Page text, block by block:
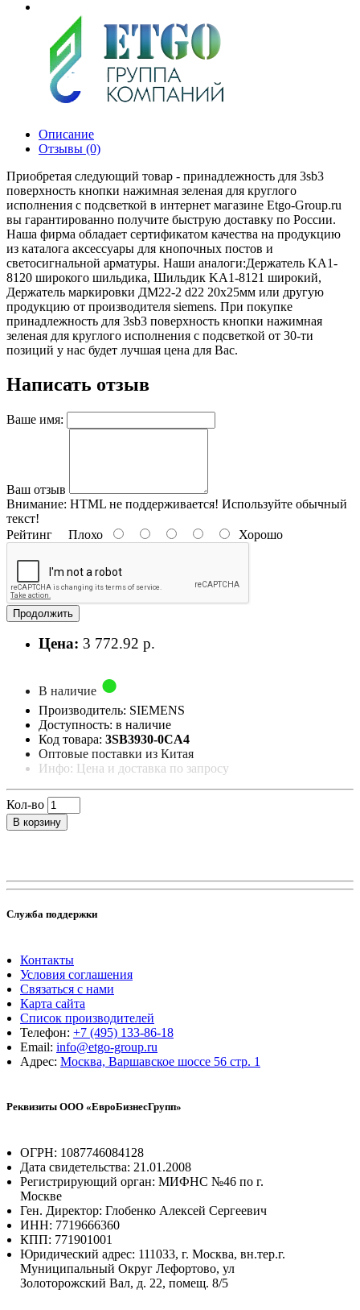
Описание
Отзывы (0)
Приобретая следующий товар - принадлежность для 3sb3
поверхность кнопки нажимная зеленая для круглого
исполнения с подсветкой в интернет магазине Etgo-Group.ru
вы гарантированно получите быструю доставку по России.
Наша фирма обладает сертификатом качества на продукцию
из каталога аксессуары для кнопочных постов и
светосигнальной арматуры. Наши аналоги:Держатель KA1-
8120 широкого шильдика, Шильдик KA1-8121 широкий,
Держатель маркировки ДМ22-2 d22 20x25мм или другую
продукцию от производителя siemens. При покупке
принадлежность для 3sb3 поверхность кнопки нажимная
зеленая для круглого исполнения с подсветкой от 30-ти
позиций у нас будет лучшая цена для Вас.
Написать отзыв
Ваше имя:
Ваш отзыв
Внимание: HTML не поддерживается! Используйте обычный
текст!
Рейтинг Плохо Хорошо
Продолжить
Цена: 3 772.92 р.
В наличие
Производитель: SIEMENS
Доступность: в наличие
Код товара: 3SB3930-0CA4
Оптовые поставки из Китая
Инфо: Цена и доставка по запросу
Кол-во
В корзину
Служба поддержки
Контакты
Условия соглашения
Связаться с нами
Карта сайта
Список производителей
Телефон: +7 (495) 133-86-18
Email: info@etgo-group.ru
Адрес: Москва, Варшавское шоссе 56 стр. 1
Реквизиты ООО «ЕвроБизнесГрупп»
ОГРН: 1087746084128
Дата свидетельства: 21.01.2008
Регистрирующий орган: МИФНС №46 по г.
Москве
Ген. Директор: Глобенко Алексей Сергеевич
ИНН: 7719666360
КПП: 771901001
Юридический адрес: 111033, г. Москва, вн.тер.г.
Муниципальный Округ Лефортово, ул
Золоторожский Вал, д. 22, помещ. 8/5